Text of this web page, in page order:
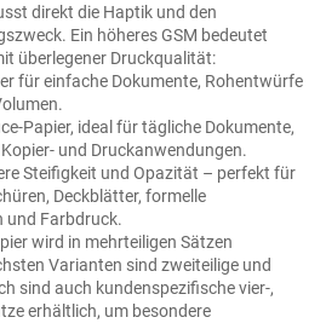
direkt die Haptik und den
Ein höheres GSM bedeutet
überlegener Druckqualität:
für einfache Dokumente, Rohentwürfe
Papier, ideal für tägliche Dokumente,
und Druckanwendungen.
Steifigkeit und Opazität – perfekt für
Deckblätter, formelle
und Farbdruck.
wird in mehrteiligen Sätzen
Varianten sind zweiteilige und
sind auch kundenspezifische vier-,
erhältlich, um besondere